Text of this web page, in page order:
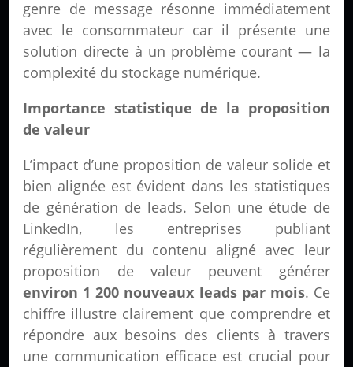
genre de message résonne immédiatement
avec le consommateur car il présente une
solution directe à un problème courant — la
complexité du stockage numérique.
Importance statistique de la proposition
de valeur
L’impact d’une proposition de valeur solide et
bien alignée est évident dans les statistiques
de génération de leads. Selon une étude de
LinkedIn, les entreprises publiant
régulièrement du contenu aligné avec leur
proposition de valeur peuvent générer
environ 1 200 nouveaux leads par mois. Ce
chiffre illustre clairement que comprendre et
répondre aux besoins des clients à travers
une communication efficace est crucial pour